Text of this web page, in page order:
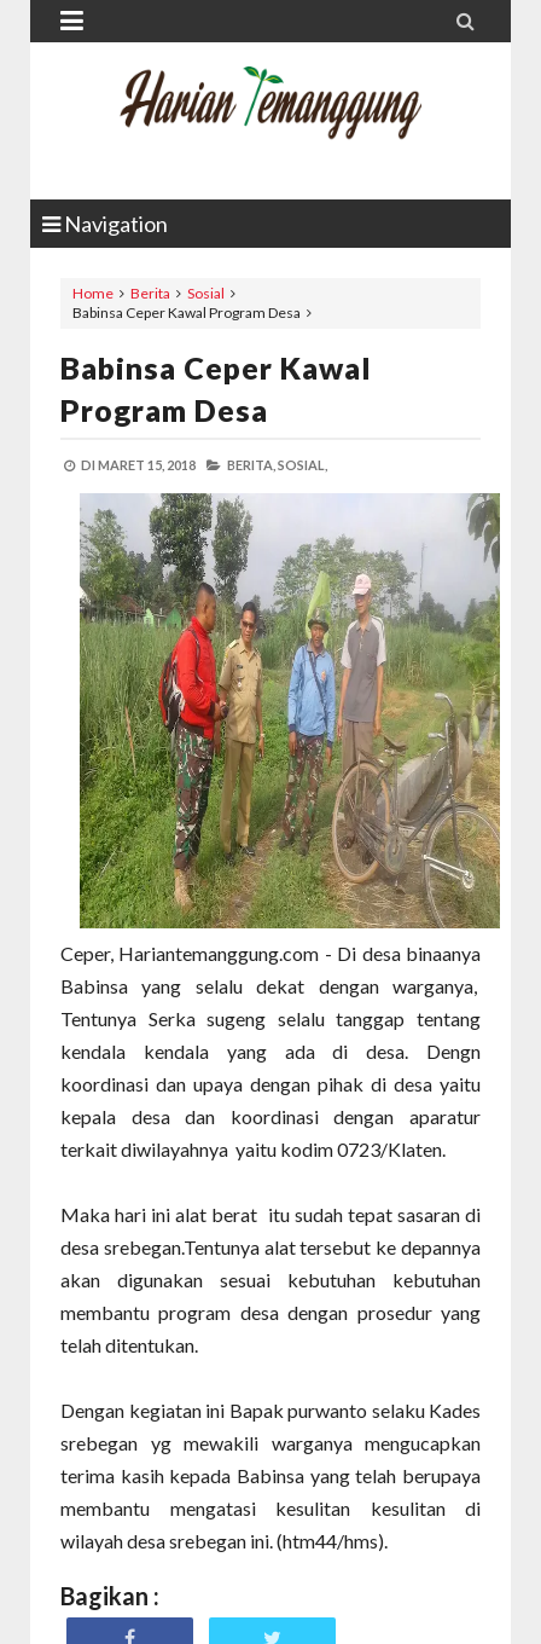
 
Navigation
Home Berita
Sosial
Babinsa Ceper Kawal Program Desa
Babinsa Ceper Kawal
Program Desa
DI MARET 15, 2018 BERITA, SOSIAL,
Ceper, Hariantemanggung.com - Di desa binaanya
Babinsa yang selalu dekat dengan warganya,
Tentunya Serka sugeng selalu tanggap tentang
kendala kendala yang ada di desa. Dengn
koordinasi dan upaya dengan pihak di desa yaitu
kepala desa dan koordinasi dengan aparatur
terkait diwilayahnya yaitu kodim 0723/Klaten.
Maka hari ini alat berat itu sudah tepat sasaran di
desa srebegan.Tentunya alat tersebut ke depannya
akan digunakan sesuai kebutuhan kebutuhan
membantu program desa dengan prosedur yang
telah ditentukan.
Dengan kegiatan ini Bapak purwanto selaku Kades
srebegan yg mewakili warganya mengucapkan
terima kasih kepada Babinsa yang telah berupaya
membantu mengatasi kesulitan kesulitan di
wilayah desa srebegan ini. (htm44/hms).
Bagikan :